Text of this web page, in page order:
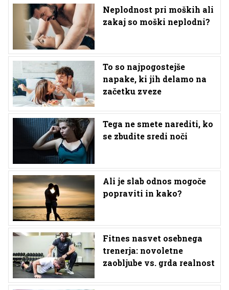
Neplodnost pri moških ali
zakaj so moški neplodni?
To so najpogostejše
napake, ki jih delamo na
začetku zveze
Tega ne smete narediti, ko
se zbudite sredi noči
Ali je slab odnos mogoče
popraviti in kako?
Fitnes nasvet osebnega
trenerja: novoletne
zaobljube vs. grda realnost